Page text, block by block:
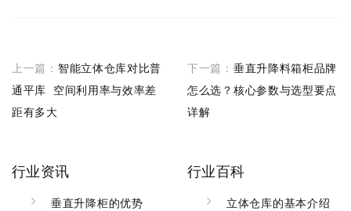
上一篇： 智能立体仓库对比普
通平库 空间利用率与效率差
距有多大
下一篇： 垂直升降料箱柜品牌
怎么选？核心参数与选型要点
详解
行业资讯
垂直升降柜的优势
行业百科
立体仓库的基本介绍